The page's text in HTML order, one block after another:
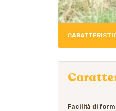
Facilità di